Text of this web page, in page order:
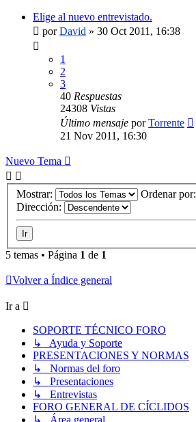
Elige al nuevo entrevistado.
porDavid » 30 Oct 2011, 16:38
1
2
3
40 Respuestas
24308 Vistas
Último mensaje porTorrente
21 Nov 2011, 16:30
Nuevo Tema
Mostrar:
Ordenar por:
Dirección:
5 temas • Página 1 de 1
Volver a Índice general
Ir a
SOPORTE TÉCNICO FORO
↳ Ayuda y Soporte
PRESENTACIONES Y NORMAS
↳ Normas del foro
↳ Presentaciones
↳ Entrevistas
FORO GENERAL DE CÍCLIDOS